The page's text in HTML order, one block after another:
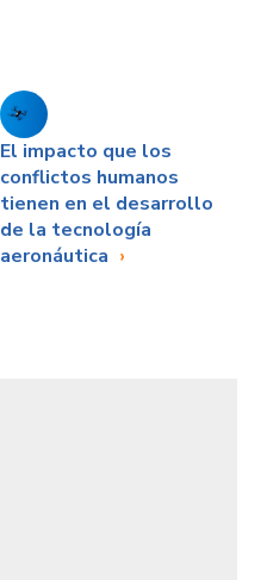
El impacto que los
conflictos humanos
tienen en el desarrollo
de la tecnología
aeronáutica